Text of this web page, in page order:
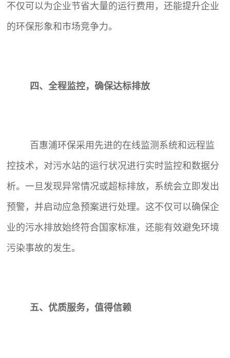
不仅可以为企业节省大量的运行费用，还能提升企业
的环保形象和市场竞争力。
四、全程监控，确保达标排放
百惠浦环保采用先进的在线监测系统和远程监
控技术，对污水站的运行状况进行实时监控和数据分
析。一旦发现异常情况或超标排放，系统会立即发出
预警，并启动应急预案进行处理。这不仅可以确保企
业的污水排放始终符合国家标准，还能有效避免环境
污染事故的发生。
五、优质服务，值得信赖